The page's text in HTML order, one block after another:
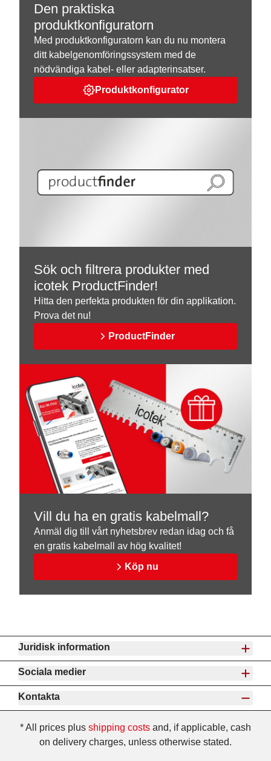
Den praktiska
produktkonfiguratorn
Med produktkonfiguratorn kan du nu montera
ditt kabelgenomföringssystem med de
nödvändiga kabel- eller adapterinsatser.
Produktkonfigurator
Sök och filtrera produkter med
icotek ProductFinder!
Hitta den perfekta produkten för din applikation.
Prova det nu!
ProductFinder
Vill du ha en gratis kabelmall?
Anmäl dig till vårt nyhetsbrev redan idag och få
en gratis kabelmall av hög kvalitet!
Köp nu
Juridisk information
Sociala medier
Kontakta
* All prices plus shipping costs and, if applicable, cash
on delivery charges, unless otherwise stated.